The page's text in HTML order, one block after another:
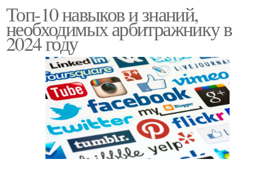
Топ-10 навыков и знаний,
необходимых арбитражнику в
2024 году